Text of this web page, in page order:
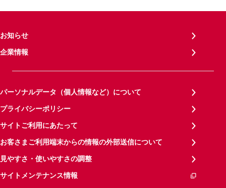
お知らせ
企業情報
パーソナルデータ（個人情報など）について
プライバシーポリシー
サイトご利用にあたって
お客さまご利用端末からの情報の外部送信について
見やすさ・使いやすさの調整
サイトメンテナンス情報